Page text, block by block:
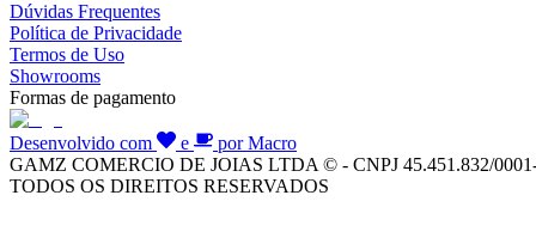
Dúvidas Frequentes
Política de Privacidade
Termos de Uso
Showrooms
Formas de pagamento
Desenvolvido com e
por Macro
GAMZ COMERCIO DE JOIAS LTDA © - CNPJ 45.451.832/
TODOS OS DIREITOS RESERVADOS